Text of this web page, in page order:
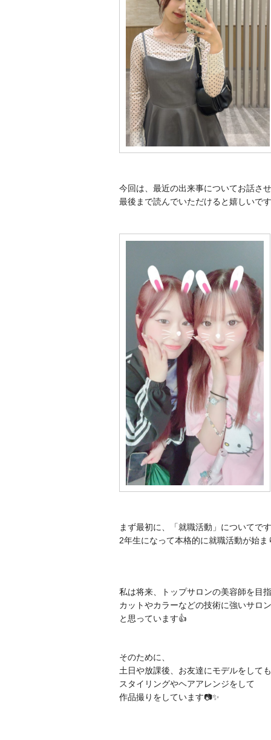
今回は、最近の出来事についてお話さ
最後まで読んでいただけると嬉しいで
まず最初に、「就職活動」についてです
2年生になって本格的に就職活動が始ま
私は将来、トップサロンの美容師を目指
カットやカラーなどの技術に強いサロ
と思っています👍
そのために、
土日や放課後、お友達にモデルをして
スタイリングやヘアアレンジをして
作品撮りをしています📷✨